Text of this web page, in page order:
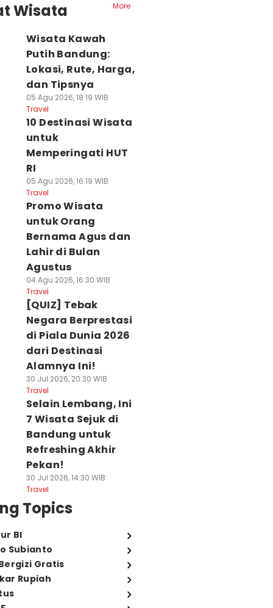
Wisata
More
Wisata Kawah
Putih Bandung:
Lokasi, Rute, Harga,
dan Tipsnya
05 Agu 2026, 18:19 WIB
Travel
10 Destinasi Wisata
untuk
Memperingati HUT
RI
05 Agu 2026, 16:19 WIB
Travel
Promo Wisata
untuk Orang
Bernama Agus dan
Lahir di Bulan
Agustus
04 Agu 2026, 16:30 WIB
Travel
[QUIZ] Tebak
Negara Berprestasi
di Piala Dunia 2026
dari Destinasi
Alamnya Ini!
30 Jul 2026, 20:30 WIB
Travel
Selain Lembang, Ini
7 Wisata Sejuk di
Bandung untuk
Refreshing Akhir
Pekan!
30 Jul 2026, 14:30 WIB
Travel
Topics
BI
Subianto
Gratis
Rupiah